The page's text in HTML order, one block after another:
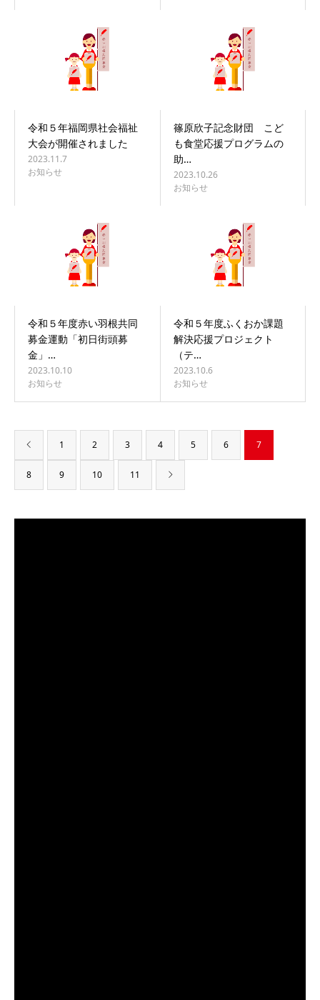
令和５年福岡県社会福祉
大会が開催されました
2023.11.7
お知らせ
篠原欣子記念財団 こど
も食堂応援プログラムの
助…
2023.10.26
お知らせ
令和５年度赤い羽根共同
募金運動「初日街頭募
金」…
2023.10.10
お知らせ
令和５年度ふくおか課題
解決応援プロジェクト
（テ…
2023.10.6
お知らせ
1 2 3 4 5 6 7
8 9 10 11